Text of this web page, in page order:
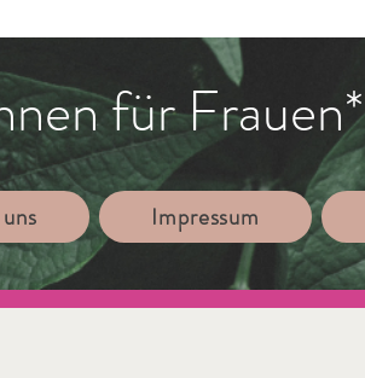
für Frauen*
Impressum